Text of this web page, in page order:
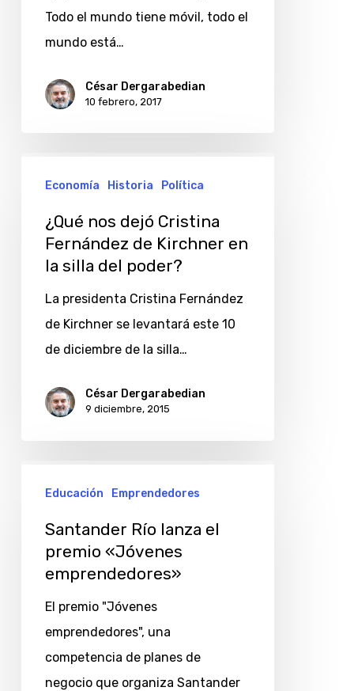
Martin
Baron,
Todo el mundo tiene móvil, todo el
mundo está…
César Dergarabedian
10 febrero, 2017
Cristina
Fernández
Kirchner
poder?
Economía Historia Política
¿Qué nos dejó Cristina
Fernández de Kirchner en
la silla del poder?
La presidenta Cristina Fernández
de Kirchner se levantará este 10
de diciembre de la silla…
César Dergarabedian
9 diciembre, 2015
lanza
premio
«Jóvenes
emprendedores»
Educación Emprendedores
Santander Río lanza el
premio «Jóvenes
emprendedores»
El premio "Jóvenes
emprendedores", una
competencia de planes de
negocio que organiza Santander